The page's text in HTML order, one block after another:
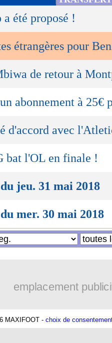
été proposé !
étrangères pour
de retour à
abonnement à 25€
d'accord avec
bat l'OL en finale !
jeu. 31 mai 2018
mer. 30 mai 2018
emplacement
MAXIFOOT - choix de